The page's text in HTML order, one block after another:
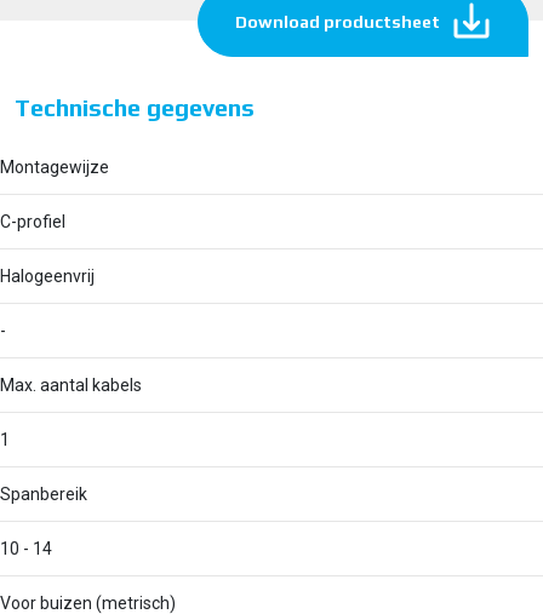
Download productsheet
Technische gegevens
Montagewijze
C-profiel
Halogeenvrij
-
Max. aantal kabels
1
Spanbereik
10 - 14
Voor buizen (metrisch)